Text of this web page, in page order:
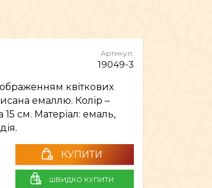
Артикул:
19049-3
квіткових
емаллю. Колір –
см. Матеріал: емаль,
КУПИТИ
ШВИДКО КУПИТИ